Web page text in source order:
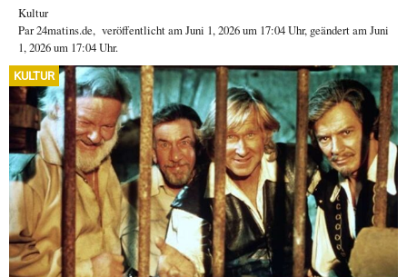
Kultur
Par24matins.de, veröffentlicht amJuni 1, 2026um 17:04 Uhr, geändert am Juni
1, 2026 um 17:04 Uhr.
KULTUR